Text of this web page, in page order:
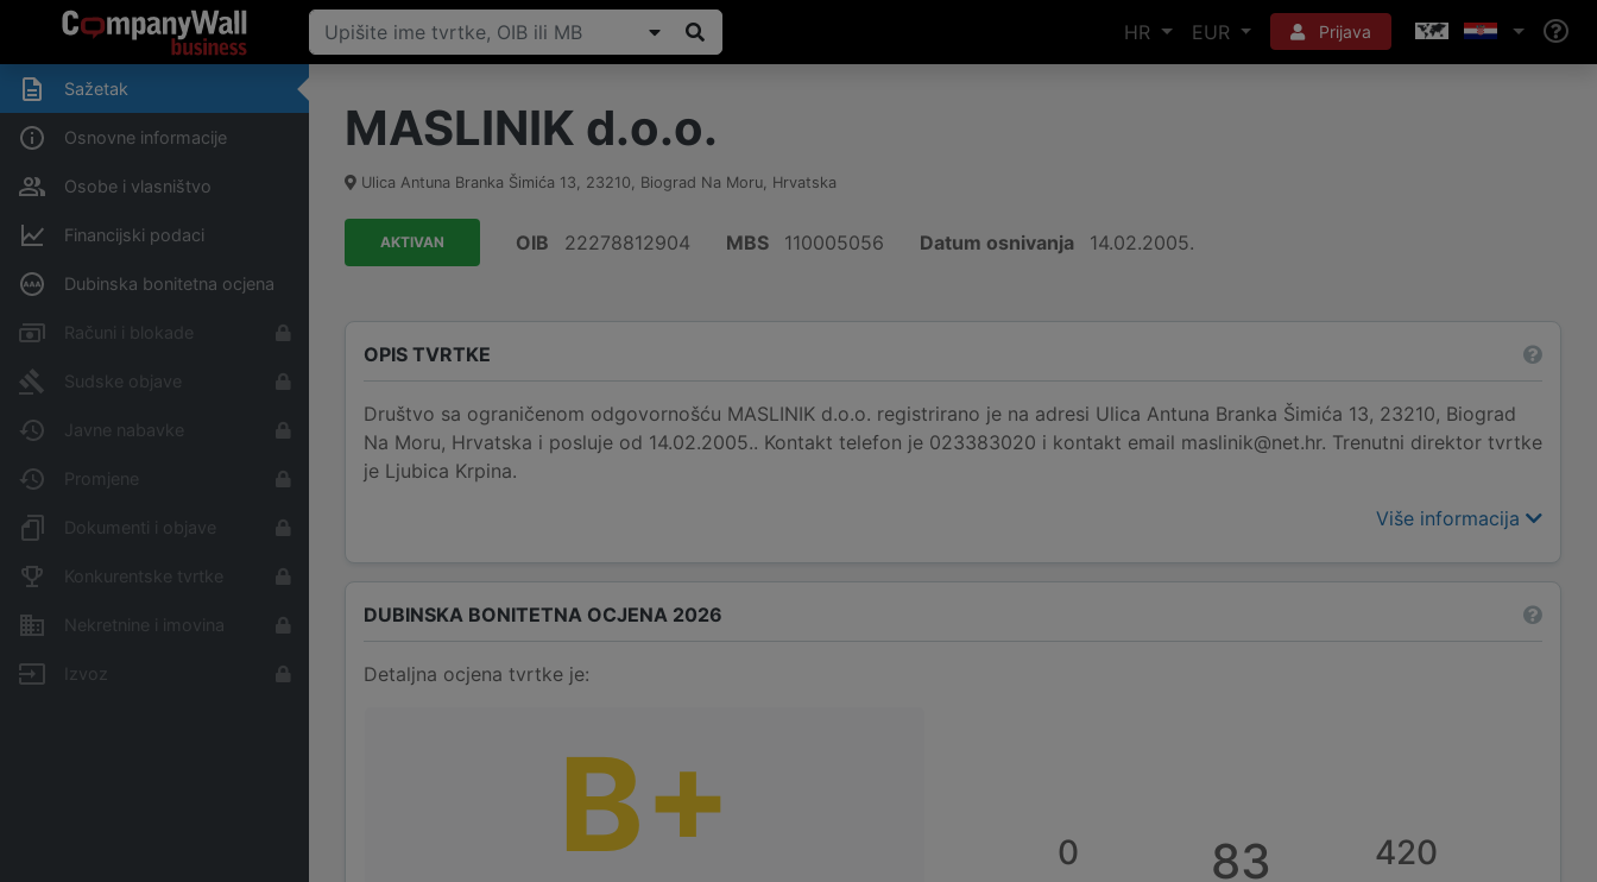
HR EUR Prijava
Sažetak
Osnovne informacije
Osobe i vlasništvo
Financijski podaci
Dubinska bonitetna ocjena
Računi i blokade
Sudske objave
Javne nabavke
Promjene
Dokumenti i objave
Konkurentske tvrtke
Nekretnine i imovina
Izvoz
MASLINIK d.o.o.
Ulica Antuna Branka Šimića 13, 23210, Biograd Na Moru, Hrvatska
AKTIVAN OIB 22278812904 MBS 110005056 Datum osnivanja 14.02.2005.
OPIS TVRTKE
Društvo sa ograničenom odgovornošću MASLINIK d.o.o. registrirano je na adresi Ulica Antuna Branka Šimića 13, 23210, Biograd
Na Moru, Hrvatska i posluje od 14.02.2005.. Kontakt telefon je 023383020 i kontakt email maslinik@net.hr. Trenutni direktor tvrtke
je Ljubica Krpina.
Više informacija
DUBINSKA BONITETNA OCJENA 2026
Detaljna ocjena tvrtke je:
B+ 0 83 420